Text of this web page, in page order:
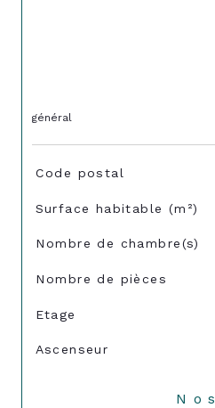
général
TRAD_SIROCCO_Caracteristique
Code postal
Surface habitable (m²)
Nombre de chambre(s)
Nombre de pièces
Etage
Ascenseur
Nos